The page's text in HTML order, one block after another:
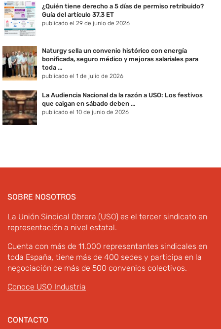
¿Quién tiene derecho a 5 días de permiso retribuido?
Guía del artículo 37.3 ET
publicado el 29 de junio de 2026
Naturgy sella un convenio histórico con energía
bonificada, seguro médico y mejoras salariales para
toda ...
publicado el 1 de julio de 2026
La Audiencia Nacional da la razón a USO: Los festivos
que caigan en sábado deben ...
publicado el 10 de junio de 2026
SOBRE NOSOTROS
La Unión Sindical Obrera (USO) es el tercer sindicato en
representación a nivel estatal.
Cuenta con más de 11.000 representantes sindicales en
toda España, tiene más de 400 sedes y participa en la
negociación de más de 500 convenios colectivos.
Conoce USO Industria
CONTACTO